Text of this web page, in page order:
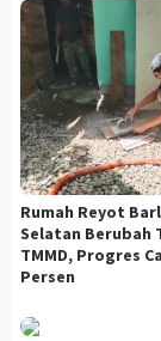
Rumah Reyot
Selatan Berubah
TMMD, Progres
Persen